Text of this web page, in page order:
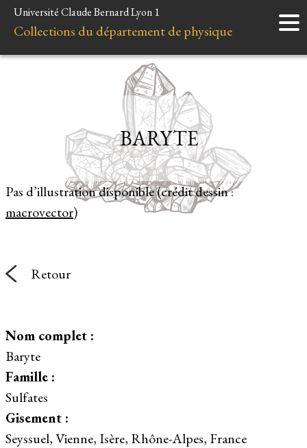
Accueil
Instruments
Liens et ressources
Université Claude Bernard Lyon 1
Collections du département de physique
Pas d’illustration disponible (crédit dessin :
macrovector)
BARYTE
Retour
Nom complet :
Baryte
Famille :
Sulfates
Gisement :
Seyssuel, Vienne, Isère, Rhône-Alpes, France